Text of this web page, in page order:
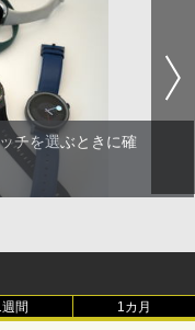
チを選ぶときに確
週間 1カ月